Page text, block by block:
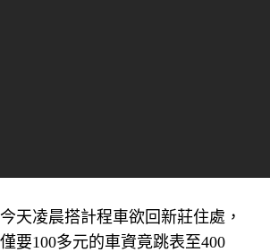
天凌晨搭計程車欲回新莊住處，
要100多元的車資竟跳表至400